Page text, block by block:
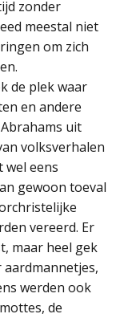
zonder
meestal niet
om zich
de plek waar
en andere
uit
volksverhalen
wel eens
gewoon toeval
vereerd. Er
maar heel gek
aardmannetjes,
werden ook
de